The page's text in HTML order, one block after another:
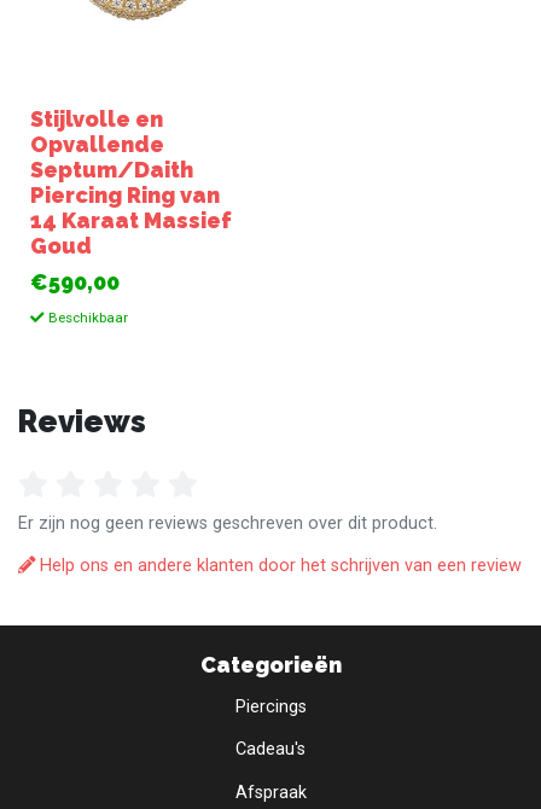
Stijlvolle en
Opvallende
Septum/Daith
Piercing Ring van
14 Karaat Massief
Goud
€590,00
Beschikbaar
Reviews
Er zijn nog geen reviews geschreven over dit product.
Help ons en andere klanten door het schrijven van een review
Categorieën
Piercings
Cadeau's
Afspraak